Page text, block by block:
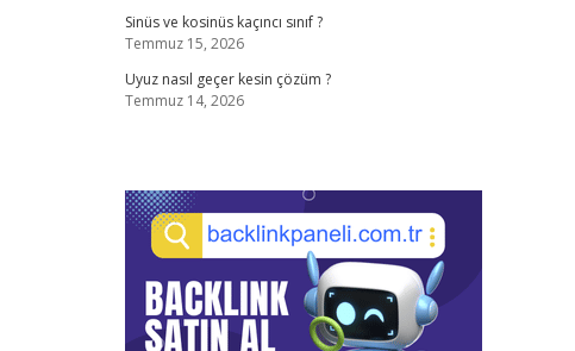
Sinüs ve kosinüs kaçıncı sınıf ?
Temmuz 15, 2026
Uyuz nasıl geçer kesin çözüm ?
Temmuz 14, 2026